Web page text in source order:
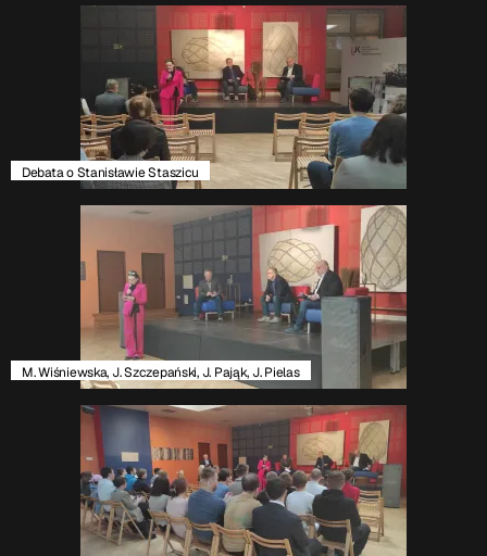
Debata o Stanisławie Staszicu
M. Wiśniewska, J. Szczepański, J. Pająk, J. Pielas